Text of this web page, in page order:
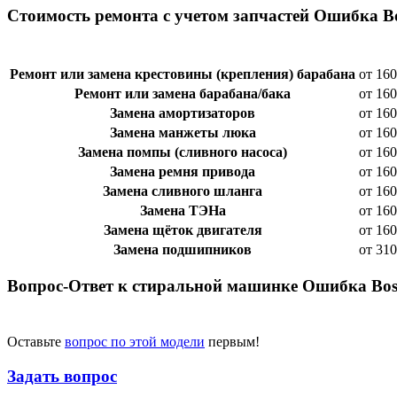
Стоимость ремонта с учетом запчастей Ошибка
Ремонт или замена крестовины (крепления) барабана от
Ремонт или замена барабана/бака
от
Замена амортизаторов
от
Замена манжеты люка
от
Замена помпы (сливного насоса)
от
Замена ремня привода
от
Замена сливного шланга
от
Замена ТЭНа
от
Замена щёток двигателя
от
Замена подшипников
от
Вопрос-Ответ к стиральной машинке Ошибка
Оставьте вопрос по этой модели первым!
Задать вопрос